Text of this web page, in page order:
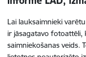
Lai lauksaimnieki
ir jāsagatavo
saimniekošanas veids.